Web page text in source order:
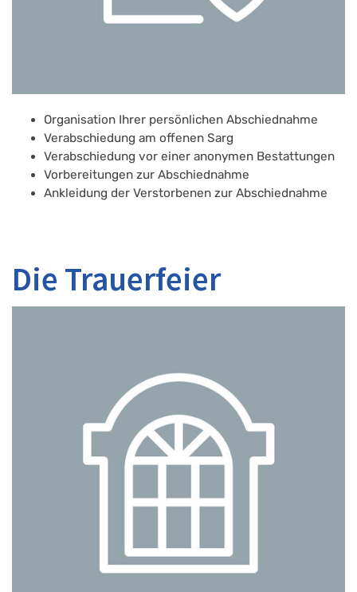
Organisation Ihrer persönlichen Abschiednahme
Verabschiedung am offenen Sarg
Verabschiedung vor einer anonymen Bestattungen
Vorbereitungen zur Abschiednahme
Ankleidung der Verstorbenen zur Abschiednahme
Die Trauerfeier